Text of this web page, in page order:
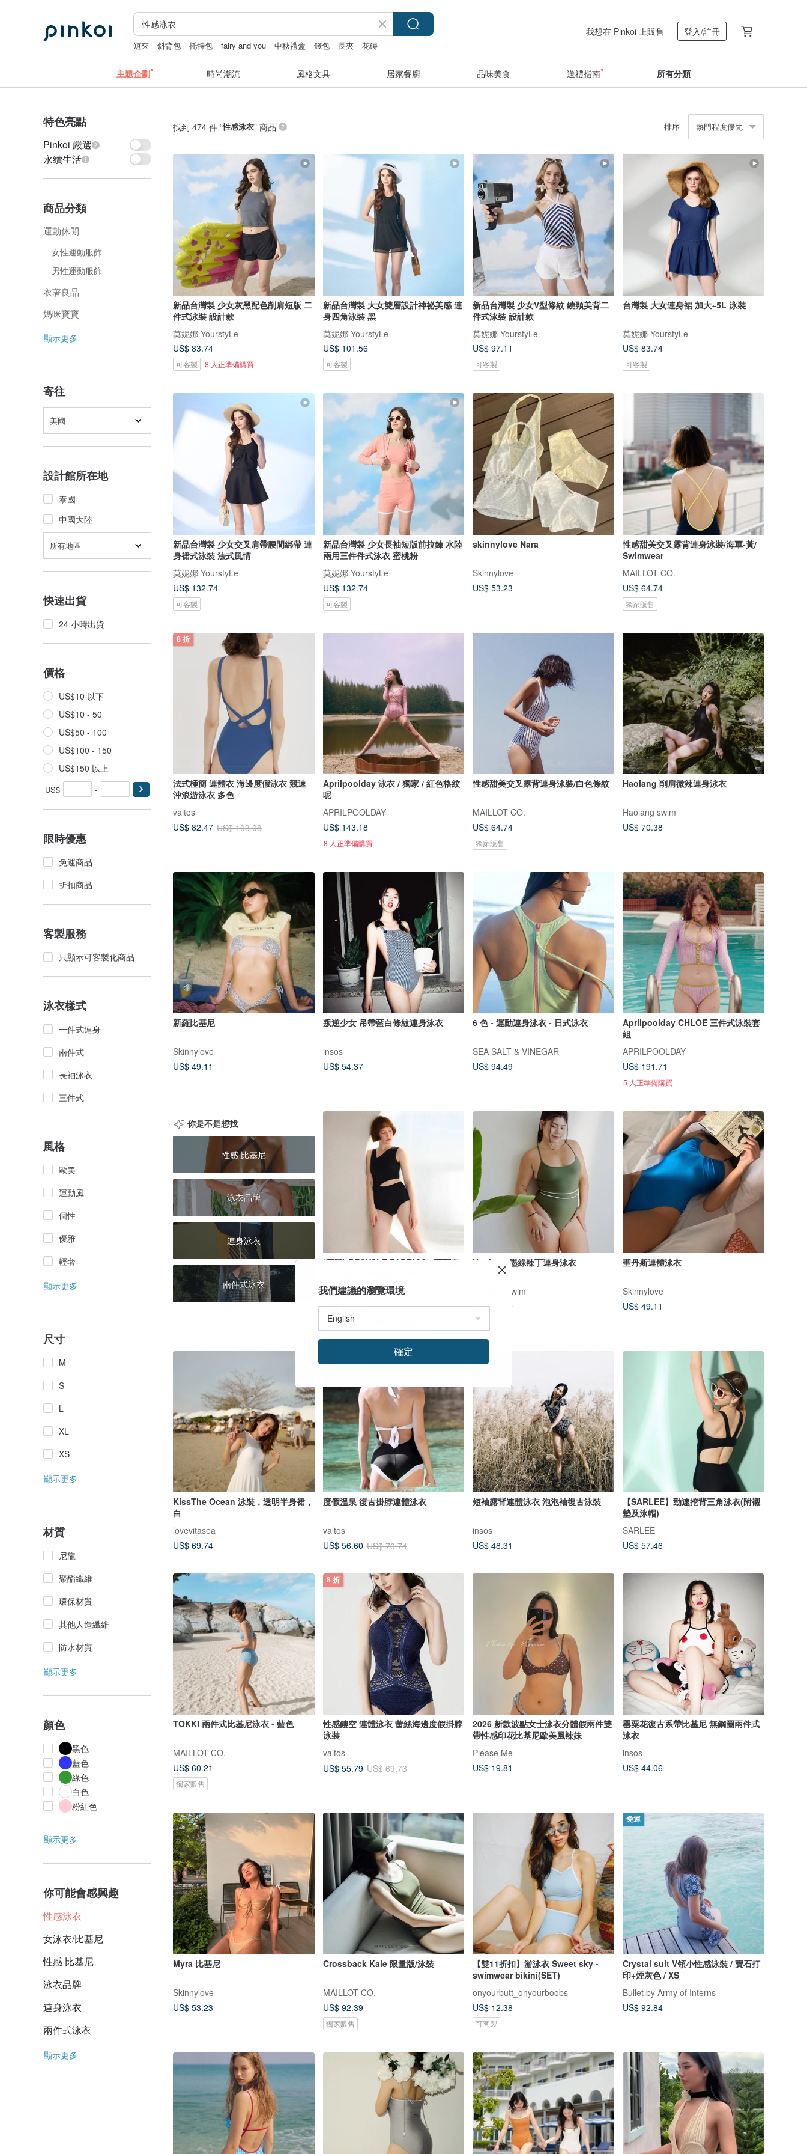
短夾 斜背包 托特包 fairy and you 中秋禮盒 錢包 長夾 花磚
我想在 Pinkoi 上販售 登入/註冊
主題企劃 時尚潮流 風格文具 居家餐廚 品味美食 送禮指南 所有分類
特色亮點
Pinkoi 嚴選
永續生活
商品分類
運動休閒
女性運動服飾
男性運動服飾
衣著良品
媽咪寶寶
顯示更多
寄往
美國
設計館所在地
泰國
中國大陸
所有地區
快速出貨
24 小時出貨
價格
US$10 以下
US$10 - 50
US$50 - 100
US$100 - 150
US$150 以上
US$ -
限時優惠
免運商品
折扣商品
客製服務
只顯示可客製化商品
泳衣樣式
一件式連身
兩件式
長袖泳衣
三件式
風格
歐美
運動風
個性
優雅
輕奢
顯示更多
尺寸
M
S
L
XL
XS
顯示更多
材質
尼龍
聚酯纖維
環保材質
其他人造纖維
防水材質
顯示更多
顏色
黑色
藍色
綠色
白色
粉紅色
顯示更多
你可能會感興趣
性感泳衣
女泳衣/比基尼
性感 比基尼
泳衣品牌
連身泳衣
兩件式泳衣
顯示更多
找到 474 件 “性感泳衣” 商品 排序 熱門程度優先
新品台灣製 少女灰黑配色削肩短版 二
件式泳裝 設計款
莫妮娜 YourstyLe
US$ 83.74
可客製 8 人正準備購買
新品台灣製 大女雙層設計神祕美感 連
身四角泳裝 黑
莫妮娜 YourstyLe
US$ 101.56
可客製
新品台灣製 少女V型條紋 繞頸美背二
件式泳裝 設計款
莫妮娜 YourstyLe
US$ 97.11
可客製
台灣製 大女連身裙 加大~5L 泳裝
莫妮娜 YourstyLe
US$ 83.74
可客製
新品台灣製 少女交叉肩帶腰間綁帶 連
身裙式泳裝 法式風情
莫妮娜 YourstyLe
US$ 132.74
可客製
新品台灣製 少女長袖短版前拉鍊 水陸
兩用三件件式泳衣 蜜桃粉
莫妮娜 YourstyLe
US$ 132.74
可客製
skinnylove Nara
Skinnylove
US$ 53.23
性感甜美交叉露背連身泳裝/海軍-黃/
Swimwear
MAILLOT CO.
US$ 64.74
獨家販售
8 折
法式極簡 連體衣 海邊度假泳衣 競速
沖浪游泳衣 多色
valtos
US$ 82.47 US$ 103.08
Aprilpoolday 泳衣 / 獨家 / 紅色格紋
呢
APRILPOOLDAY
US$ 143.18
8 人正準備購買
性感甜美交叉露背連身泳裝/白色條紋
MAILLOT CO.
US$ 64.74
獨家販售
Haolang 削肩微辣連身泳衣
Haolang swim
US$ 70.38
新羅比基尼
Skinnylove
US$ 49.11
叛逆少女 吊帶藍白條紋連身泳衣
insos
US$ 54.37
6 色 - 運動連身泳衣 - 日式泳衣
SEA SALT & VINEGAR
US$ 94.49
Aprilpoolday CHLOE 三件式泳裝套
組
APRILPOOLDAY
US$ 191.71
5 人正準備購買
你是不是想找
性感 比基尼
泳衣品牌
連身泳衣
兩件式泳衣
(預購) RECYCLE FABRICS - 下顎套
Bullet by Army of Interns
US$ 68.09
可客製
Haolang 墨綠辣丁連身泳衣
Haolang swim
US$ 79.29
聖丹斯連體泳衣
Skinnylove
US$ 49.11
KissThe Ocean 泳裝，透明半身裙，
白
lovevitasea
US$ 69.74
度假溫泉 復古掛脖連體泳衣
valtos
US$ 56.60 US$ 70.74
短袖露背連體泳衣 泡泡袖復古泳裝
insos
US$ 48.31
【SARLEE】勁速挖背三角泳衣(附襯
墊及泳帽)
SARLEE
US$ 57.46
TOKKI 兩件式比基尼泳衣 - 藍色
MAILLOT CO.
US$ 60.21
獨家販售
8 折
性感鏤空 連體泳衣 蕾絲海邊度假掛脖
泳裝
valtos
US$ 55.79 US$ 69.73
2026 新款波點女士泳衣分體假兩件雙
帶性感印花比基尼歐美風辣妹
Please Me
US$ 19.81
罌粟花復古系帶比基尼 無鋼圈兩件式
泳衣
insos
US$ 44.06
Myra 比基尼
Skinnylove
US$ 53.23
Crossback Kale 限量版/泳裝
MAILLOT CO.
US$ 92.39
獨家販售
【雙11折扣】游泳衣 Sweet sky -
swimwear bikini(SET)
onyourbutt_onyourboobs
US$ 12.38
可客製
免運
Crystal suit V領小性感泳裝 / 寶石打
印+煙灰色 / XS
Bullet by Army of Interns
US$ 92.84
我們建議的瀏覽環境
確定